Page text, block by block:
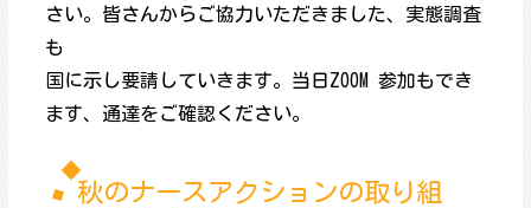
さい。皆さんからご協力いただきました、実態調査
も
国に示し要請していきます。当日ZOOM 参加もでき
ます、通達をご確認ください。
秋のナースアクションの取り組